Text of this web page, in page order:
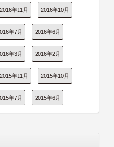
2016年11月 2016年10月
年7月 2016年6月
年3月 2016年2月
2015年11月 2015年10月
年7月 2015年6月